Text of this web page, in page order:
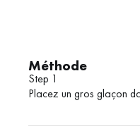
Méthode
Step 1
Placez un gros glaçon